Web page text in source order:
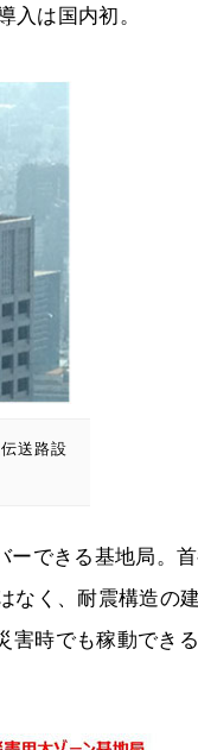
入は国内初。
送路設
できる基地局。
く、耐震構造の
時でも稼動でき